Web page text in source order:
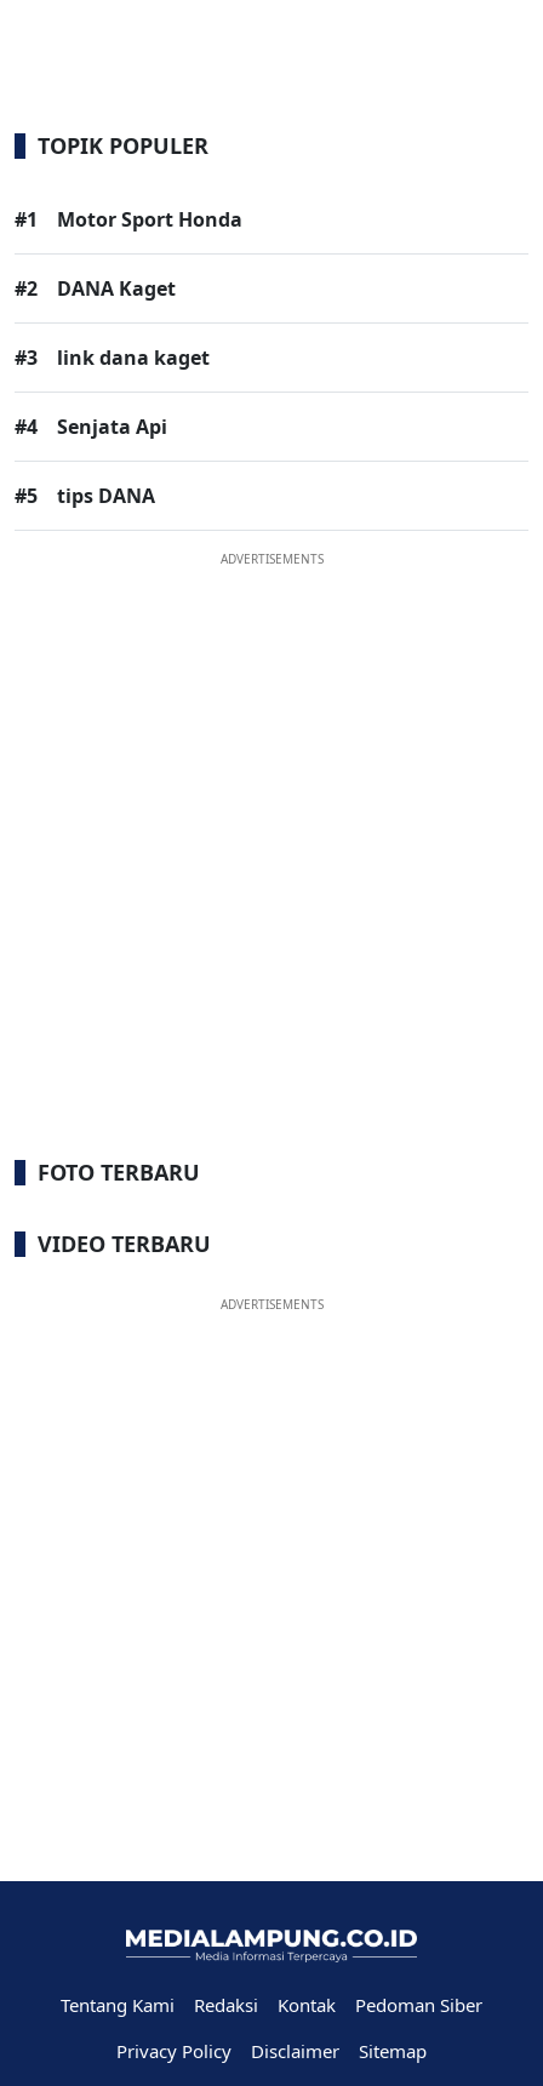
TOPIK POPULER
#1 Motor Sport Honda
#2 DANA Kaget
#3 link dana kaget
#4 Senjata Api
#5 tips DANA
ADVERTISEMENTS
FOTO TERBARU
VIDEO TERBARU
ADVERTISEMENTS
Tentang Kami Redaksi Kontak
Pedoman Siber
Privacy Policy
Disclaimer Sitemap